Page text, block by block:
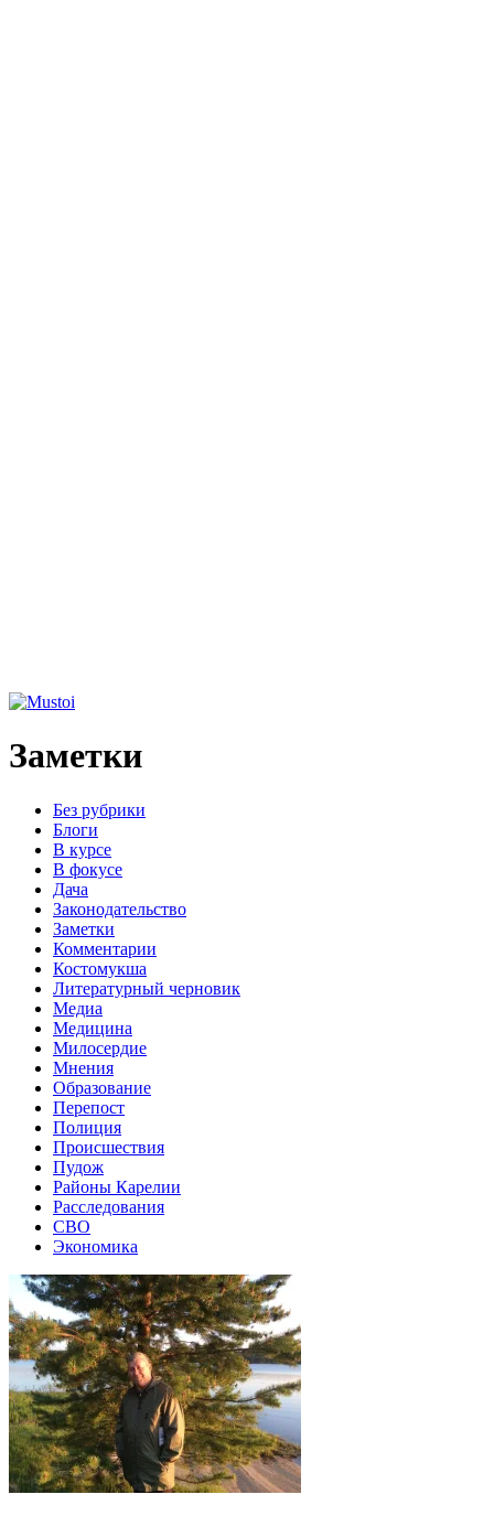
Заметки
Без рубрики
Блоги
В курсе
В фокусе
Дача
Законодательство
Заметки
Комментарии
Костомукша
Литературный черновик
Медиа
Медицина
Милосердие
Мнения
Образование
Перепост
Полиция
Происшествия
Пудож
Районы Карелии
Расследования
СВО
Экономика